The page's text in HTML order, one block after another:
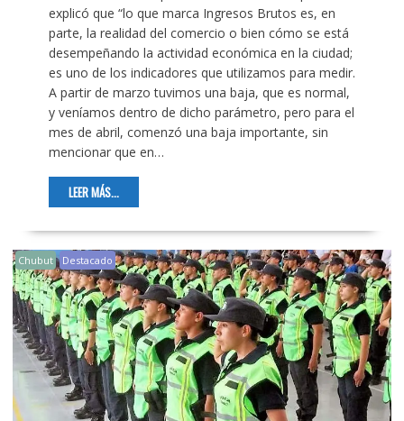
explicó que “lo que marca Ingresos Brutos es, en
parte, la realidad del comercio o bien cómo se está
desempeñando la actividad económica en la ciudad;
es uno de los indicadores que utilizamos para medir.
A partir de marzo tuvimos una baja, que es normal,
y veníamos dentro de dicho parámetro, pero para el
mes de abril, comenzó una baja importante, sin
mencionar que en…
LEER MÁS...
Chubut Destacado